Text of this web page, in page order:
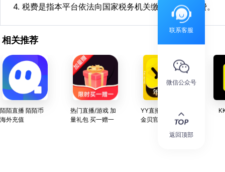
4. 税费是指本平台依法向国家税务机关缴纳的各项税费。
相关推荐
陌陌直播 陌陌币
海外充值
热门直播/游戏 加
量礼包 买一赠一
YY直播 YY币/YY
金贝官方充值 24
联系客服
微信公众号
返回顶部